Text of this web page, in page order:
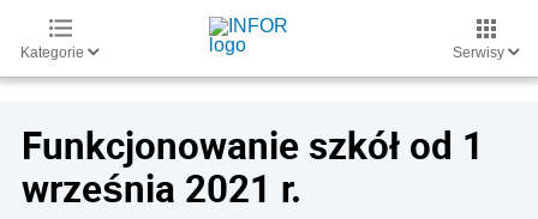
Kategorie Serwisy
Funkcjonowanie szkół od 1
września 2021 r.